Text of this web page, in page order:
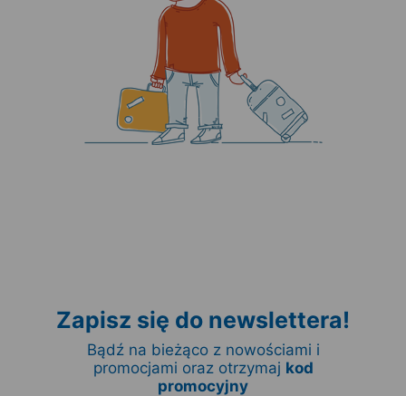
Zapisz się do newslettera!
Bądź na bieżąco z nowościami i
promocjami oraz otrzymaj kod
promocyjny